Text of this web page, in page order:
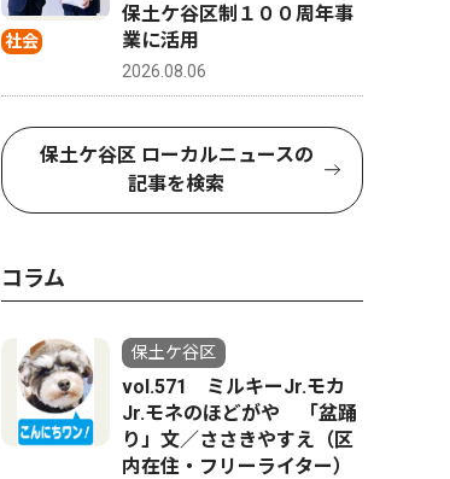
社会
保土ケ谷区制１００周年事
業に活用
2026.08.06
保土ケ谷区 ローカルニュースの
記事を検索
コラム
保土ケ谷区
vol.571 ミルキーJr.モカ
Jr.モネのほどがや 「盆踊
り」文／ささきやすえ（区
内在住・フリーライター）